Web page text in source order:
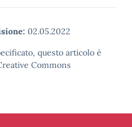
02.05.2022
questo articolo è
Commons